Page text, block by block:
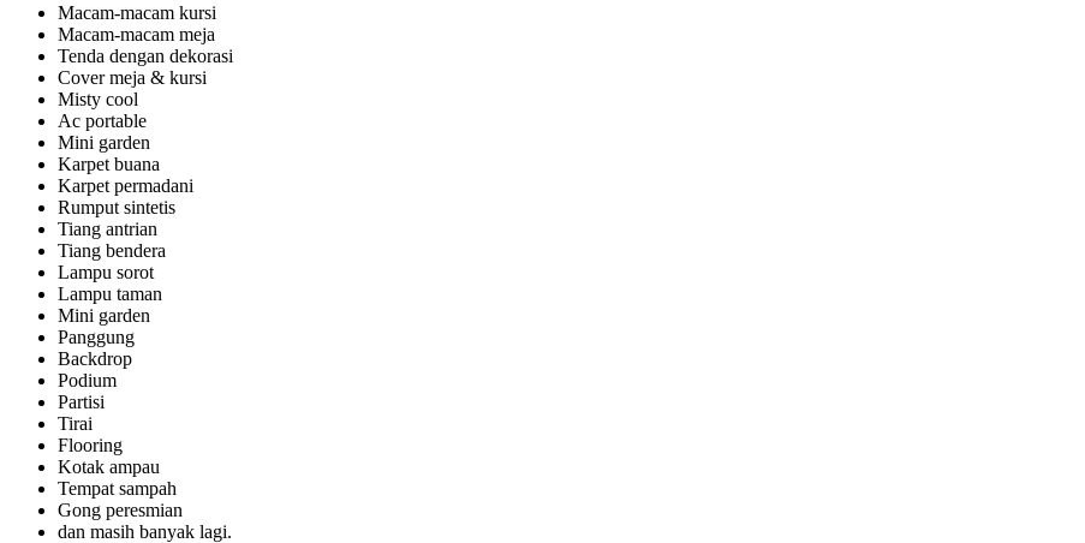
Macam-macam kursi
Macam-macam meja
Tenda dengan dekorasi
Cover meja & kursi
Misty cool
Ac portable
Mini garden
Karpet buana
Karpet permadani
Rumput sintetis
Tiang antrian
Tiang bendera
Lampu sorot
Lampu taman
Mini garden
Panggung
Backdrop
Podium
Partisi
Tirai
Flooring
Kotak ampau
Tempat sampah
Gong peresmian
dan masih banyak lagi.